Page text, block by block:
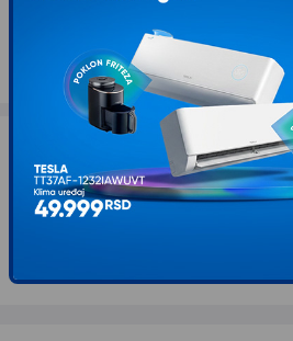
Troskovi dostave 490 RSD
Želite li ponudu za firmu?
Kontaktirajte nas
Opis proizvoda TEAM
T253X6512G0C101